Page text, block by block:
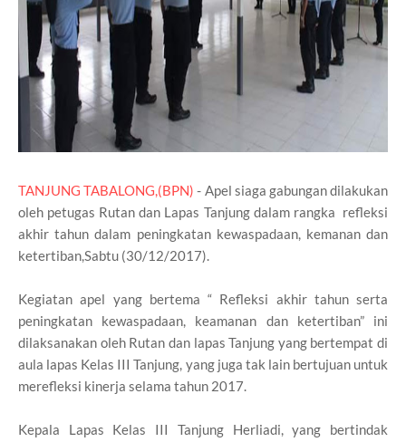
TANJUNG TABALONG,(BPN) - Apel siaga gabungan dilakukan
oleh petugas Rutan dan Lapas Tanjung dalam rangka refleksi
akhir tahun dalam peningkatan kewaspadaan, kemanan dan
ketertiban,Sabtu (30/12/2017).
Kegiatan apel yang bertema “ Refleksi akhir tahun serta
peningkatan kewaspadaan, keamanan dan ketertiban” ini
dilaksanakan oleh Rutan dan lapas Tanjung yang bertempat di
aula lapas Kelas III Tanjung, yang juga tak lain bertujuan untuk
merefleksi kinerja selama tahun 2017.
Kepala Lapas Kelas III Tanjung Herliadi, yang bertindak